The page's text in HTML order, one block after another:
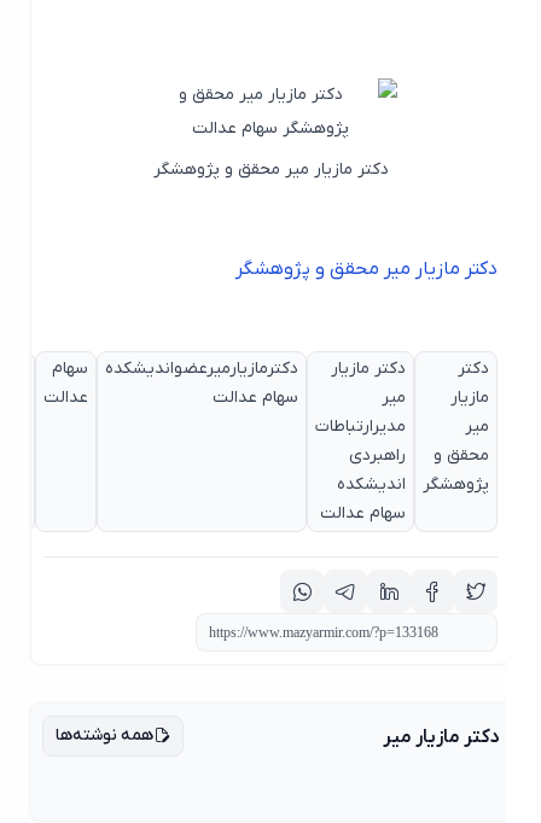
دکتر مازیار میر محقق و پژوهشگر
دکتر مازیار میر محقق و پژوهشگر
مازیار
محقق و
پژوهشگر
دکتر مازیار
مدیرارتباطات
راهبردی
اندیشکده
سهام عدالت
دکترمازیارمیرعضواندیشکده
سهام عدالت
سهام
عدالت
سهام
عدالت
دکتر مازیار میر همه نوشته‌ها